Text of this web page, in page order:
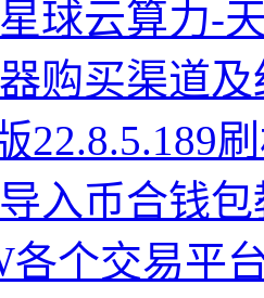
球云算力-
购买渠道
22.8.5.189
入币合钱包
各个交易平